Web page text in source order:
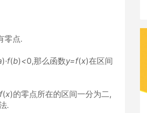
零点.
)·f(b)<0,那么函数y=f(x)在区间
f(x)的零点所在的区间一分为二,
.